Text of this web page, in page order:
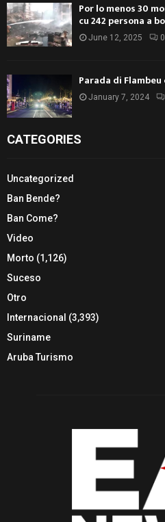
Por lo menos 30
cu 242 persona a
June 12, 2025 0
Parada di
January 7, 2024
CATEGORIES
Uncategorized
Ban Bende?
Ban Come?
Video
Morto (1,126)
Suceso
Otro
Internacional (3,393)
Suriname
Aruba Turismo